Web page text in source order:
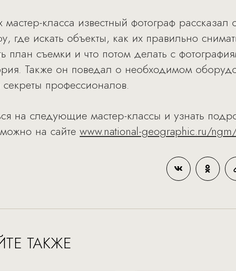
мастер-класса известный фотограф
где искать объекты, как их правильно
план съемки и что потом делать с
Также он поведал о необходимом
профессионалов.
на следующие мастер-классы и узнать
на сайте www.national-geographic.ru/
ТАКЖЕ